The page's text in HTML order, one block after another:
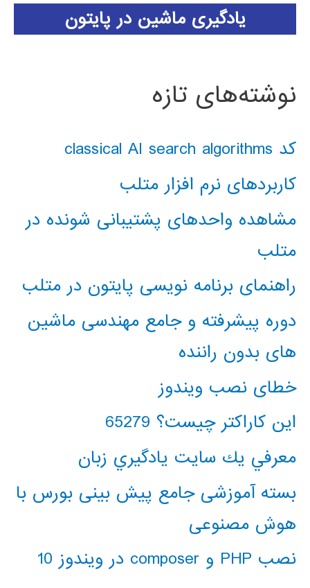
یادگیری ماشین در پایتون
نوشته‌های تازه
کد classical AI search algorithms
کاربردهای نرم افزار متلب
مشاهده واحدهای پشتیبانی شونده در
متلب
راهنمای برنامه نویسی پایتون در متلب
دوره پیشرفته و جامع مهندسی ماشین
های بدون راننده
خطای نصب ویندوز
این کاراکتر چیست؟ 65279
معرفي يك سايت يادگيري زبان
بسته آموزشی جامع پیش بینی بورس با
هوش مصنوعی
نصب PHP و composer در ویندوز 10